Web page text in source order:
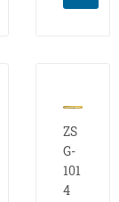
ZS
G-
101
4